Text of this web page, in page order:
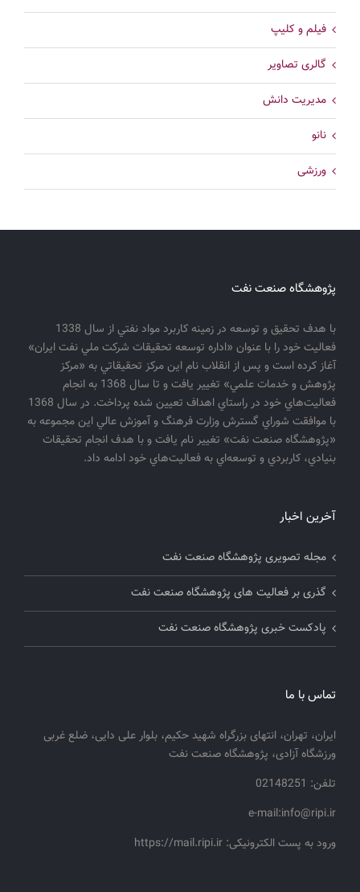
فیلم و کلیپ
گالری تصاویر
مدیریت دانش
نانو
ورزشی
پژوهشگاه صنعت نفت
با هدف تحقيق و توسعه در زمينه كاربرد مواد نفتي از سال 1338
فعاليت خود را با عنوان «اداره توسعه تحقيقات شركت ملي نفت ايران»
آغاز كرده است و پس از انقلاب نام اين مركز تحقيقاتي به «مركز
پژوهش و خدمات علمي» تغيير يافت و تا سال 1368 به انجام
فعاليت‌هاي خود در راستاي اهداف تعيين شده پرداخت. در سال 1368
با موافقت شوراي گسترش وزارت فرهنگ و آموزش عالي اين مجموعه به
«پژوهشگاه صنعت نفت» تغيير نام يافت و با هدف انجام تحقيقات
بنيادي، كاربردي و توسعه‌اي به فعاليت‌هاي خود ادامه داد.
آخرین اخبار
مجله تصویری پژوهشگاه صنعت نفت
گذری بر فعالیت های پژوهشگاه صنعت نفت
پادکست خبری پژوهشگاه صنعت نفت
تماس با ما
ایران، تهران، انتهای بزرگراه شهید حکیم، بلوار علی دایی، ضلع غربی
ورزشگاه آزادی، پژوهشگاه صنعت نفت
تلفن: 02148251
e-mail:info@ripi.ir
ورود به پست الکترونیکی: https://mail.ripi.ir